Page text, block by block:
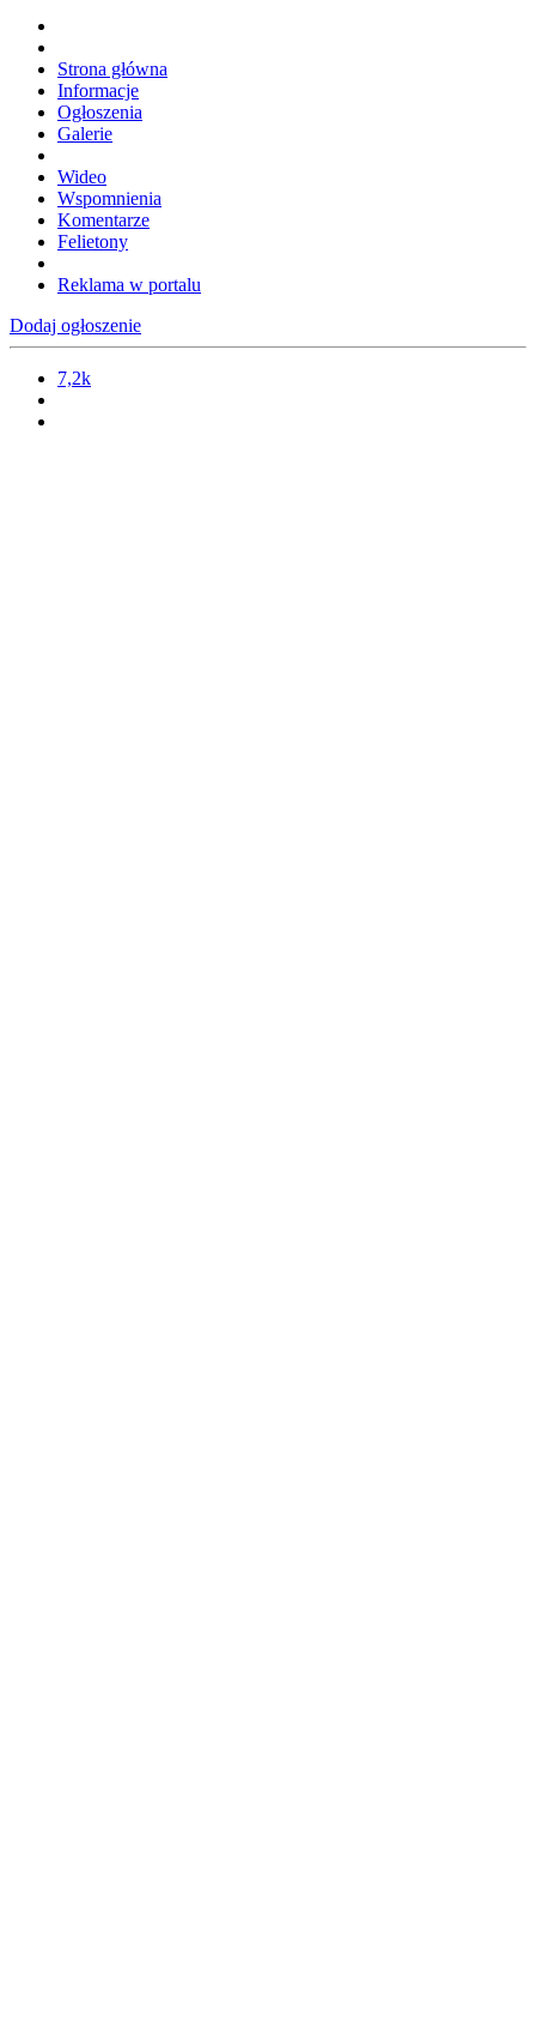
Strona główna
Informacje
Ogłoszenia
Galerie
Wideo
Wspomnienia
Komentarze
Felietony
Reklama w portalu
Dodaj ogłoszenie
7,2k